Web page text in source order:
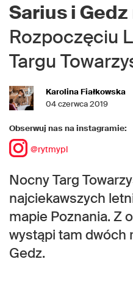
Sarius i Gedz
Rozpoczęciu
Targu
Karolina Fiałkowska
04 czerwca 2019
Obserwuj nas na instagramie:
@rytmypl
Nocny Targ
najciekawszych
mapie Poznania. Z
wystąpi tam dwóch
Gedz.